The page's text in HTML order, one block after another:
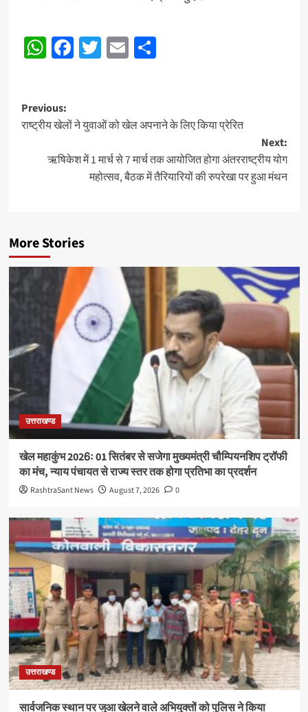
Post
Navigation
WhatsApp
Facebook
Twitter
EmailShare
Post
navigation
Previous:
राष्ट्रीय खेलों ने युवाओं को खेल अपनाने के लिए किया प्रेरित
Next:
ऋषिकेश में 1 मार्च से 7 मार्च तक आयोजित होगा अंतरराष्ट्रीय योग
महोत्सव, बैठक में तैरियारियों की रुपरेखा पर हुआ मंथन
More Stories
उत्तराखण्ड
खेल महाकुंभ 2026ः 01 सितंबर से सजेगा मुख्यमंत्री चौम्पियनशिप ट्रॉफी
का मंच, न्याय पंचायत से राज्य स्तर तक होगा प्रतिभा का प्रदर्शन
RashtraSant News August 7, 2026 0
उत्तराखण्ड
सार्वजनिक स्थान पर जुआ खेलने वाले अभियुक्तों को पुलिस ने किया